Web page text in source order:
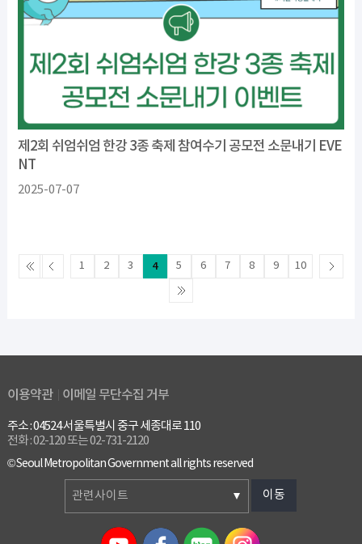
제2회 쉬엄쉬엄 한강 3종 축제 참여수기 공모전 소문내기 EVE
NT
2025-07-07
1 2 3 4 5 6 7 8 9 10
이용약관 이메일 무단수집 거부
주소 : 04524 서울특별시 중구 세종대로 110
전화 : 02-120 또는 02-731-2120
© Seoul Metropolitan Government all rights reserved
관련사이트 이동